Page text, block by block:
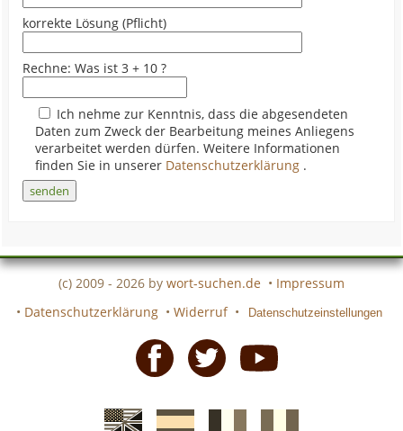
korrekte Lösung (Pflicht)
Rechne: Was ist 3 + 10 ?
Ich nehme zur Kenntnis, dass die abgesendeten
Daten zum Zweck der Bearbeitung meines Anliegens
verarbeitet werden dürfen. Weitere Informationen
finden Sie in unserer Datenschutzerklärung .
(c) 2009 - 2026 by wort-suchen.de • Impressum
• Datenschutzerklärung • Widerruf • Datenschutzeinstellungen